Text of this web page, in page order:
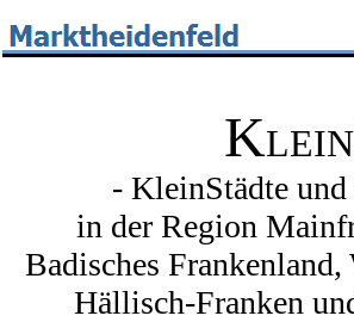
KLEIN
- KleinStädte
in der Region
Badisches
Hällisch-Franken